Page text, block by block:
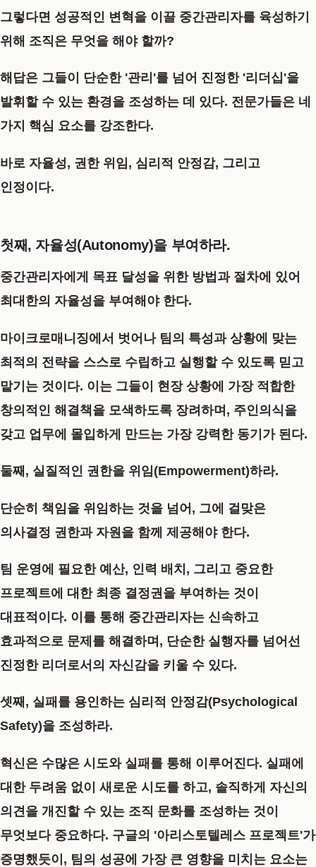
그렇다면 성공적인 변혁을 이끌 중간관리자를 육성하기
위해 조직은 무엇을 해야 할까?
해답은 그들이 단순한 '관리'를 넘어 진정한 '리더십'을
발휘할 수 있는 환경을 조성하는 데 있다. 전문가들은 네
가지 핵심 요소를 강조한다.
바로 자율성, 권한 위임, 심리적 안정감, 그리고
인정이다.
첫째, 자율성(Autonomy)을 부여하라.
중간관리자에게 목표 달성을 위한 방법과 절차에 있어
최대한의 자율성을 부여해야 한다.
마이크로매니징에서 벗어나 팀의 특성과 상황에 맞는
최적의 전략을 스스로 수립하고 실행할 수 있도록 믿고
맡기는 것이다. 이는 그들이 현장 상황에 가장 적합한
창의적인 해결책을 모색하도록 장려하며, 주인의식을
갖고 업무에 몰입하게 만드는 가장 강력한 동기가 된다.
둘째, 실질적인 권한을 위임(Empowerment)하라.
단순히 책임을 위임하는 것을 넘어, 그에 걸맞은
의사결정 권한과 자원을 함께 제공해야 한다.
팀 운영에 필요한 예산, 인력 배치, 그리고 중요한
프로젝트에 대한 최종 결정권을 부여하는 것이
대표적이다. 이를 통해 중간관리자는 신속하고
효과적으로 문제를 해결하며, 단순한 실행자를 넘어선
진정한 리더로서의 자신감을 키울 수 있다.
셋째, 실패를 용인하는 심리적 안정감(Psychological
Safety)을 조성하라.
혁신은 수많은 시도와 실패를 통해 이루어진다. 실패에
대한 두려움 없이 새로운 시도를 하고, 솔직하게 자신의
의견을 개진할 수 있는 조직 문화를 조성하는 것이
무엇보다 중요하다. 구글의 '아리스토텔레스 프로젝트'가
증명했듯이, 팀의 성공에 가장 큰 영향을 미치는 요소는